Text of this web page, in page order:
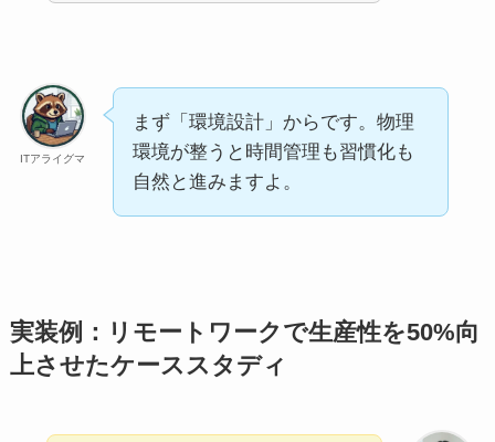
ITアライグマ
まず「環境設計」からです。物理
環境が整うと時間管理も習慣化も
自然と進みますよ。
実装例：リモートワークで生産性を50%向
上させたケーススタディ